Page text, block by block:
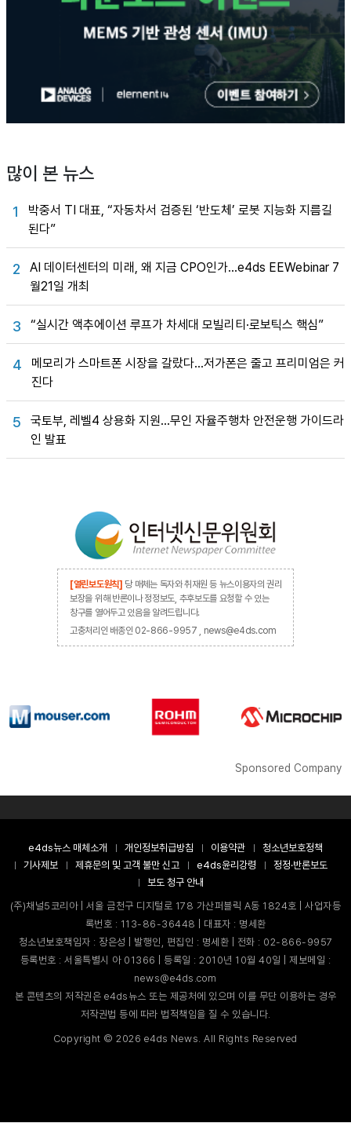
많이 본 뉴스
1
박중서 TI 대표, “자동차서 검증된 ‘반도체’ 로봇 지능화 지름길
된다”
2
AI 데이터센터의 미래, 왜 지금 CPO인가…e4ds EEWebinar 7
월21일 개최
3 “실시간 액추에이션 루프가 차세대 모빌리티·로보틱스 핵심”
4
메모리가 스마트폰 시장을 갈랐다…저가폰은 줄고 프리미엄은 커
진다
5
국토부, 레벨4 상용화 지원…무인 자율주행차 안전운행 가이드라
인 발표
[열린보도원칙] 당 매체는 독자와 취재원 등 뉴스이용자의 권리
보장을 위해 반론이나 정정보도, 추후보도를 요청할 수 있는
창구를 열어두고 있음을 알려드립니다.
고충처리인 배종인 02-866-9957 , news@e4ds.com
Sponsored Company
e4ds뉴스 매체소개 개인정보취급방침 이용약관
청소년보호정책
기사제보
제휴문의 및 고객 불만 신고 e4ds윤리강령
정정·반론보도
보도 청구 안내
(주)채널5코리아 | 서울 금천구 디지털로 178 가산퍼블릭 A동 1824호 | 사업자등
록번호 : 113-86-36448 | 대표자 : 명세환
청소년보호책임자 : 장은성 | 발행인, 편집인 : 명세환 | 전화 : 02-866-9957
등록번호 : 서울특별시 아 01366 | 등록일 : 2010년 10월 40일 | 제보메일 :
news@e4ds.com
본 콘텐츠의 저작권은 e4ds뉴스 또는 제공처에 있으며 이를 무단 이용하는 경우
저작권법 등에 따라 법적책임을 질 수 있습니다.
Copyright ©2026 e4ds News. All Rights Reserved